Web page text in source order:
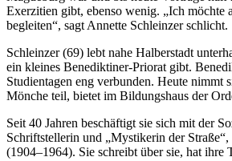
Exerzitien gibt, ebenso wenig. „Ich möchte
begleiten“, sagt Annette Schleinzer schlicht.
Schleinzer (69) lebt nahe Halberstadt
ein kleines Benediktiner-Priorat gibt.
Studientagen eng verbunden. Heute nimmt
Mönche teil, bietet im Bildungshaus der
Seit 40 Jahren beschäftigt sie sich mit der
Schriftstellerin und „Mystikerin der
(1904–1964). Sie schreibt über sie, hat ihre